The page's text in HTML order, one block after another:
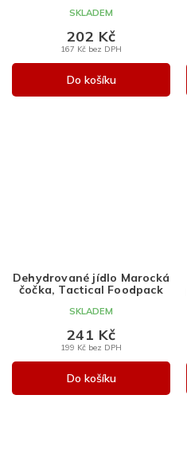
SKLADEM
167 Kč bez DPH
202 Kč
Do košíku
Dehydrované jídlo Marocká
čočka, Tactical Foodpack
SKLADEM
199 Kč bez DPH
241 Kč
Do košíku